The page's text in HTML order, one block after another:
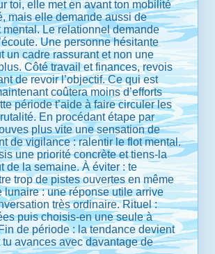
toi, elle met en avant ton mobilité
mais elle demande aussi de
mental. Le relationnel demande
Une personne hésitante
un cadre rassurant et non une
Côté travail et finances, revois
de revoir l’objectif. Ce qui est
coûtera moins d’efforts
période t’aide à faire circuler les
En procédant étape par
plus vite une sensation de
de vigilance : ralentir le flot mental.
une priorité concrète et tiens-la
de la semaine. À éviter : te
trop de pistes ouvertes en même
lunaire : une réponse utile arrive
très ordinaire. Rituel :
puis choisis-en une seule à
de période : la tendance devient
avances avec davantage de